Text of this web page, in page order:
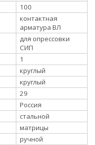
100
контактная
арматура ВЛ
для опрессовки
СИП
1
круглый
круглый
29
Россия
стальной
матрицы
ручной